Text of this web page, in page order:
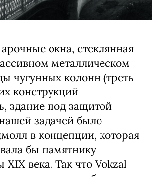
окна, стеклянная
металлическом
чугунных колонн (треть
конструкций
здание под защитой
задачей было
в концепции, которая
бы памятнику
XIX века. Так что Vokzal